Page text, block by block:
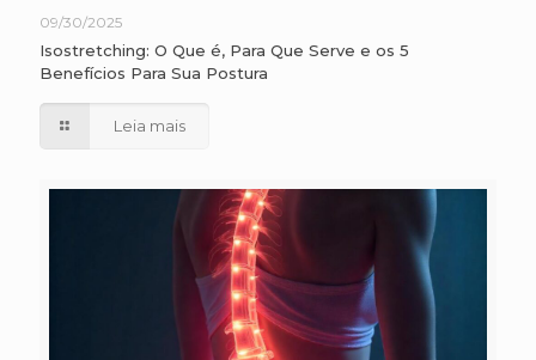
09/30/2025
Isostretching: O Que é, Para Que Serve e os 5
Benefícios Para Sua Postura
Leia mais